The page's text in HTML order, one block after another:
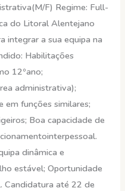
F) Regime: Full-
do Litoral Alentejano
integrar a sua equipa na
Habilitações
12ºano;
administrativa);
em funções similares;
Boa capacidade de
dinâmica e
estável; Oportunidade
Candidatura até 22 de